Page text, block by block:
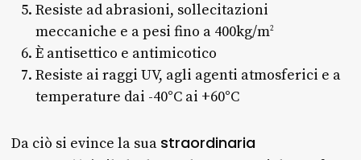
Resiste ad abrasioni, sollecitazioni
meccaniche e a pesi fino a 400kg/m2
È antisettico e antimicotico
Resiste ai raggi UV, agli agenti atmosferici e a
temperature dai -40°C ai +60°C
Da ciò si evince la sua straordinaria